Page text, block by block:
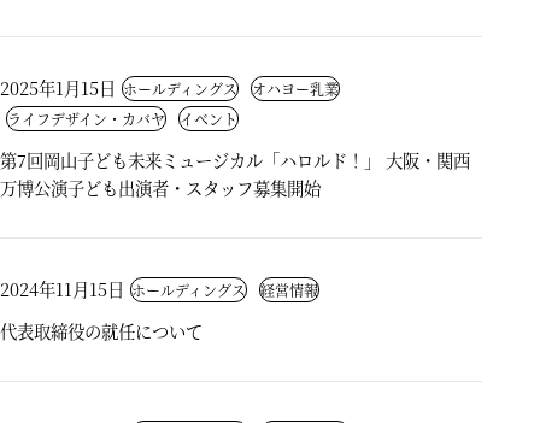
2025年1月15日 ホールディングス
オハヨー乳業
ライフデザイン・カバヤ
イベント
第7回岡山子ども未来ミュージカル「ハロルド！」 大阪・関西
万博公演子ども出演者・スタッフ募集開始
2024年11月15日 ホールディングス 経営情報
代表取締役の就任について